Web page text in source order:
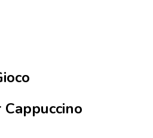
Cappuccino